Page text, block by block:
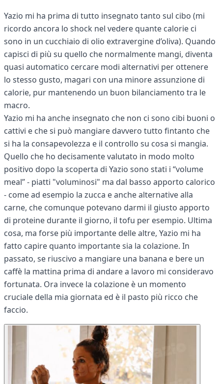
Yazio mi ha prima di tutto insegnato tanto sul cibo (mi
ricordo ancora lo shock nel vedere quante calorie ci
sono in un cucchiaio di olio extravergine d’oliva). Quando
capisci di più su quello che normalmente mangi, diventa
quasi automatico cercare modi alternativi per ottenere
lo stesso gusto, magari con una minore assunzione di
calorie, pur mantenendo un buon bilanciamento tra le
macro.
Yazio mi ha anche insegnato che non ci sono cibi buoni o
cattivi e che si può mangiare davvero tutto fintanto che
si ha la consapevolezza e il controllo su cosa si mangia.
Quello che ho decisamente valutato in modo molto
positivo dopo la scoperta di Yazio sono stati i “volume
meal” - piatti "voluminosi" ma dal basso apporto calorico
- come ad esempio la zucca e anche alternative alla
carne, che comunque potevano darmi il giusto apporto
di proteine durante il giorno, il tofu per esempio. Ultima
cosa, ma forse più importante delle altre, Yazio mi ha
fatto capire quanto importante sia la colazione. In
passato, se riuscivo a mangiare una banana e bere un
caffè la mattina prima di andare a lavoro mi consideravo
fortunata. Ora invece la colazione è un momento
cruciale della mia giornata ed è il pasto più ricco che
faccio.